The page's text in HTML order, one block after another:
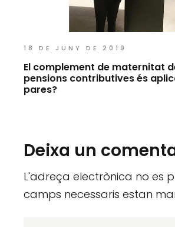
18 DE JUNY DE 2019
El complement de maternitat
pensions contributives és
pares?
Deixa un
L'adreça electrònica no es
camps necessaris estan